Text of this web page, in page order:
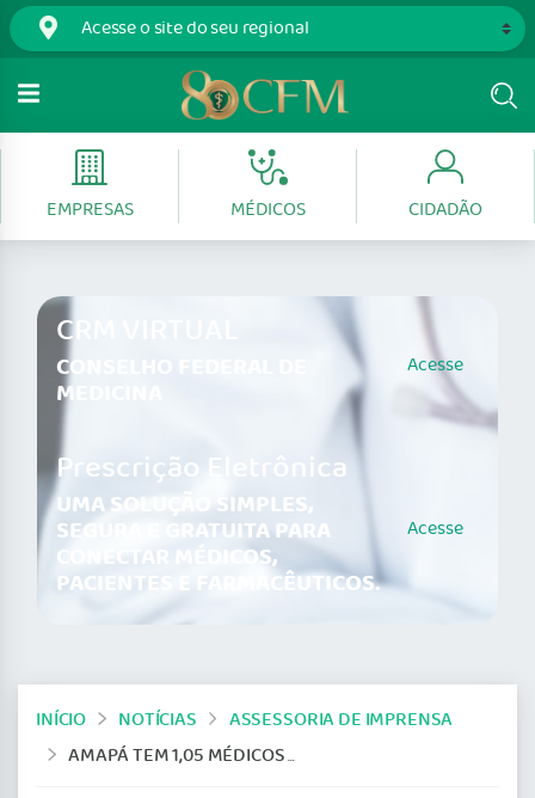
EMPRESAS MÉDICOS CIDADÃO
CRM VIRTUAL
CONSELHO FEDERAL DE
MEDICINA
Acesse
Prescrição Eletrônica
UMA SOLUÇÃO SIMPLES,
SEGURA E GRATUITA PARA
CONECTAR MÉDICOS,
PACIENTES E FARMACÊUTICOS.
Acesse
INÍCIO NOTÍCIAS
ASSESSORIA DE IMPRENSA
AMAPÁ TEM 1,05 MÉDICOS POR MIL HABITANTES